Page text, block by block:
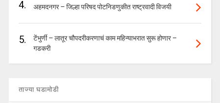
4. अहमदनगर – जिल्हा परिषद पोटनिडणुकीत राष्ट्रवादी विजयी
5.
टेंभुर्णी – लातूर चौपदरीकरणाचं काम महिन्याभरात सुरू होणार –
गडकरी
ताज्या घडामोडी